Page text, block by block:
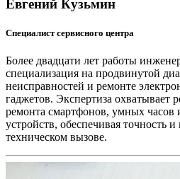
Евгений Кузьмин
Специалист сервисного центра
Более двадцати лет работы
специализация на продвинутой
неисправностей и ремонте
гаджетов. Экспертиза охватывает
ремонта смартфонов, умных часов
устройств, обеспечивая точность
техническом вызове.